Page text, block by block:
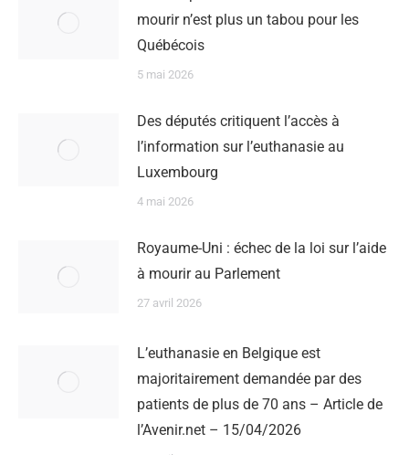
mourir n’est plus un tabou pour les
Québécois
5 mai 2026
Des députés critiquent l’accès à
l’information sur l’euthanasie au
Luxembourg
4 mai 2026
Royaume-Uni : échec de la loi sur l’aide
à mourir au Parlement
27 avril 2026
L’euthanasie en Belgique est
majoritairement demandée par des
patients de plus de 70 ans – Article de
l’Avenir.net – 15/04/2026